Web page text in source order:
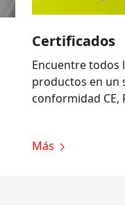
Certificados
Encuentre todos
productos en un
conformidad CE,
Más